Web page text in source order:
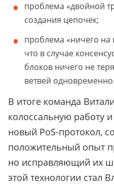
проблема «двойной
создания цепочек;
проблема «ничего на
что в случае
блоков ничего не
ветвей одновременно.
В итоге команда
колоссальную работу
новый PoS-протокол,
положительный опыт
но исправляющий их
этой технологии стал